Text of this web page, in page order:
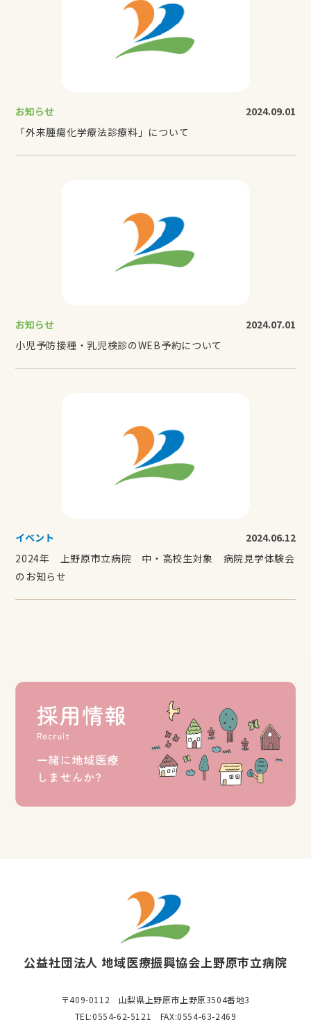
お知らせ
2024.09.01
「外来腫瘍化学療法診療料」について
お知らせ
2024.07.01
小児予防接種・乳児検診のWEB予約について
イベント
2024.06.12
2024年 上野原市立病院 中・高校生対象 病院見学体験会
のお知らせ
公益社団法人 地域医療振興協会上野原市立病院
〒409-0112 山梨県上野原市上野原3504番地3
TEL:0554-62-5121 FAX:0554-63-2469